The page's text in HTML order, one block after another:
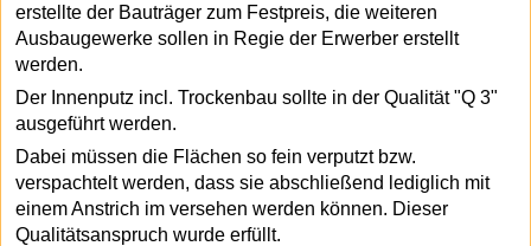
erstellte der Bauträger zum Festpreis, die weiteren
Ausbaugewerke sollen in Regie der Erwerber erstellt
werden.
Der Innenputz incl. Trockenbau sollte in der Qualität "Q 3"
ausgeführt werden.
Dabei müssen die Flächen so fein verputzt bzw.
verspachtelt werden, dass sie abschließend lediglich mit
einem Anstrich im versehen werden können. Dieser
Qualitätsanspruch wurde erfüllt.